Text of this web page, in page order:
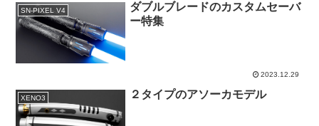
SN-PIXEL V4
ダブルブレードのカスタムセーバ
ー特集
2023.12.29
XENO3 ２タイプのアソーカモデル